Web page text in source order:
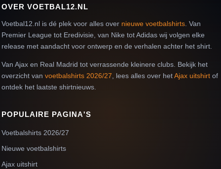
OVER VOETBAL12.NL
Voetbal12.nl is dé plek voor alles over nieuwe voetbalshirts. Van
Premier League tot Eredivisie, van Nike tot Adidas wij volgen elke
release met aandacht voor ontwerp en de verhalen achter het shirt.
Van Ajax en Real Madrid tot verrassende kleinere clubs. Bekijk het
overzicht van voetbalshirts 2026/27, lees alles over hetAjax uitshirt of
ontdek het laatste shirtnieuws.
POPULAIRE PAGINA'S
Voetbalshirts 2026/27
Nieuwe voetbalshirts
Ajax uitshirt